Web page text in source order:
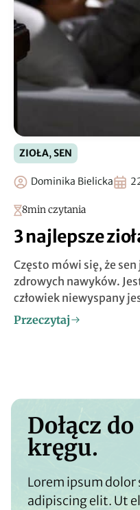
ZIOŁA,SEN
Dominika Bielicka
8min czytania
3 najlepsze
Często mówi się, że
zdrowych nawyków.
człowiek niewyspany
Przeczytaj
Dołącz
kręgu.
Lorem ipsum
adipiscing elit. Ut